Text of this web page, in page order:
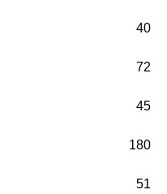
40
72
45
180
51